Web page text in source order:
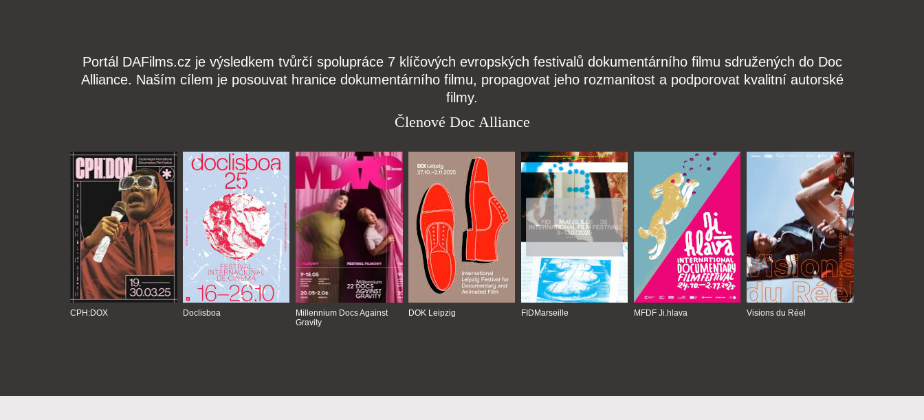
Portál DAFilms.cz je výsledkem tvůrčí spolupráce 7 klíčových evropských festivalů dokumentárního filmu sdružených do Doc
Alliance. Naším cílem je posouvat hranice dokumentárního filmu, propagovat jeho rozmanitost a podporovat kvalitní autorské
filmy.
Členové Doc Alliance
CPH:DOX Doclisboa
Millennium Docs Against
Gravity
DOK Leipzig FIDMarseille MFDF Ji.hlava Visions du Réel